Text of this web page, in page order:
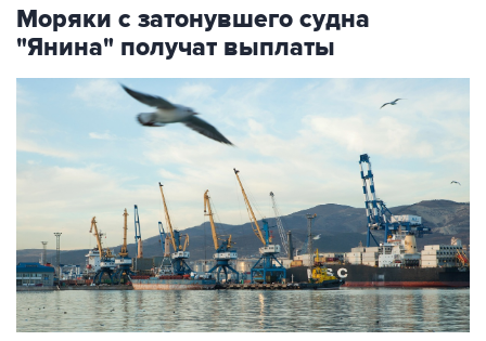
Моряки с затонувшего судна
"Янина" получат выплаты